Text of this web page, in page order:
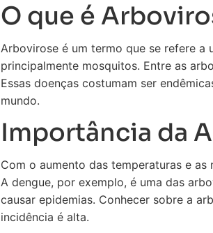
O que é
Arbovirose é um termo que se refere
principalmente mosquitos. Entre as
Essas doenças costumam ser
mundo.
Importância da
Com o aumento das temperaturas e
A dengue, por exemplo, é uma das
causar epidemias. Conhecer sobre a
incidência é alta.